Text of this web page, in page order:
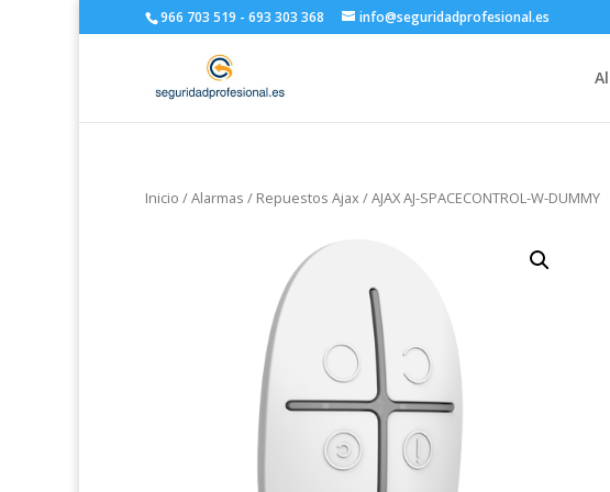
966 703 519 - 693 303 368 info@seguridadprofesional.es
Inicio /Alarmas / Repuestos Ajax/ AJAX AJ-SPACECONTROL-W-DUMMY